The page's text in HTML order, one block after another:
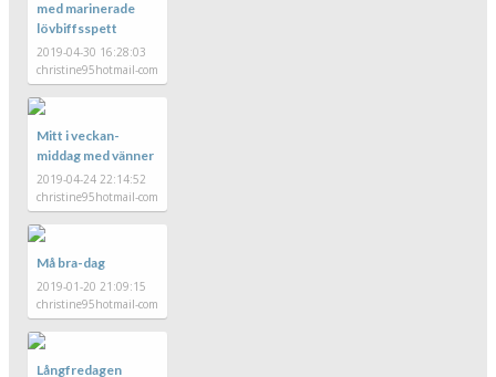
med marinerade
lövbiffsspett
2019-04-30 16:28:03
christine95hotmail-com
Mitt i veckan-
middag med vänner
2019-04-24 22:14:52
christine95hotmail-com
Må bra-dag
2019-01-20 21:09:15
christine95hotmail-com
Långfredagen